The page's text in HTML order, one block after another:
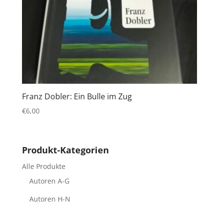
Franz Dobler: Ein Bulle im Zug
€6,00
Produkt-Kategorien
Alle Produkte
Autoren A-G
Autoren H-N